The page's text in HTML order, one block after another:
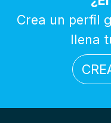
Crea un perfil
llena